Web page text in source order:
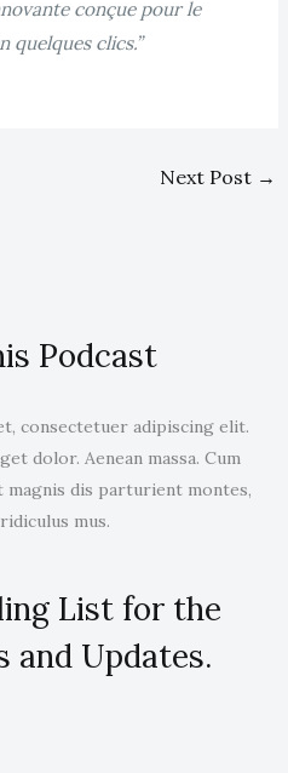
conçue pour le
quelques clics.”
Next Post →
Podcast
consectetuer adipiscing elit.
dolor. Aenean massa. Cum
magnis dis parturient montes,
mus.
List for the
and Updates.